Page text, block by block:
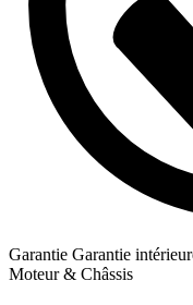
Garantie Garantie
Moteur & Châssis